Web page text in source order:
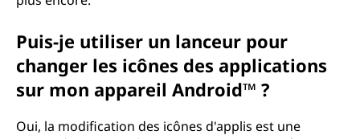
Puis-je utiliser un lanceur pour
changer les icônes des applications
sur mon appareil Android™ ?
Oui, la modification des icônes d'applis est une